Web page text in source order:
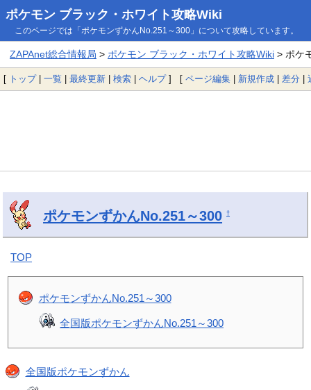
ポケモン ブラック・ホワイト攻略Wiki
このページでは「ポケモンずかんNo.251～300」について攻略しています。
ZAPAnet総合情報局 > ポケモン ブラック・ホワイト攻略Wiki> ポケ
[ トップ| 一覧 | 最終更新 | 検索 | ヘルプ] [ ページ編集 | 新規作成 | 差分 |
ポケモンずかんNo.251～300 †
TOP
ポケモンずかんNo.251～300
全国版ポケモンずかんNo.251～300
全国版ポケモンずかん